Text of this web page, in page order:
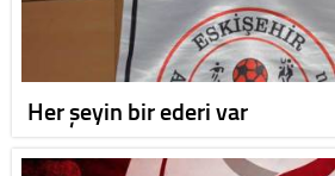
Her şeyin bir ederi var